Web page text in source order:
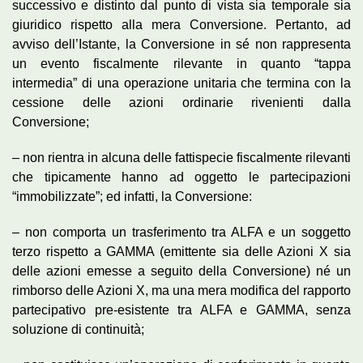
successivo e distinto dal punto di vista sia temporale sia
giuridico rispetto alla mera Conversione. Pertanto, ad
avviso dell’Istante, la Conversione in sé non rappresenta
un evento fiscalmente rilevante in quanto “tappa
intermedia” di una operazione unitaria che termina con la
cessione delle azioni ordinarie rivenienti dalla
Conversione;
– non rientra in alcuna delle fattispecie fiscalmente rilevanti
che tipicamente hanno ad oggetto le partecipazioni
“immobilizzate”; ed infatti, la Conversione:
– non comporta un trasferimento tra ALFA e un soggetto
terzo rispetto a GAMMA (emittente sia delle Azioni X sia
delle azioni emesse a seguito della Conversione) né un
rimborso delle Azioni X, ma una mera modifica del rapporto
partecipativo pre-esistente tra ALFA e GAMMA, senza
soluzione di continuità;